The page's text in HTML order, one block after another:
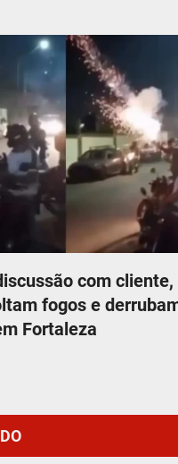
com cliente,
fogos e
Fortaleza